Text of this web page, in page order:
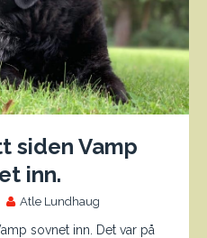
siden Vamp
inn.
Atle Lundhaug
sovnet inn. Det var på